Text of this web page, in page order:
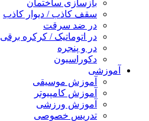
بازسازی ساختمان
سقف کاذب / دیوار کاذب
در ضد سرقت
در اتوماتیک / کرکره برقی
در و پنجره
دکوراسیون
آموزشی
آموزش موسیقی
آموزش کامپیوتر
آموزش ورزشی
تدریس خصوصی